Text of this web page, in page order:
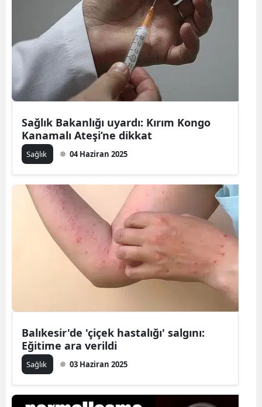
Sağlık Bakanlığı uyardı: Kırım Kongo
Kanamalı Ateşi’ne dikkat
Sağlık 04 Haziran 2025
Balıkesir'de 'çiçek hastalığı' salgını:
Eğitime ara verildi
Sağlık 03 Haziran 2025